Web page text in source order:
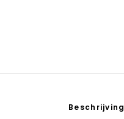
Beschrijving